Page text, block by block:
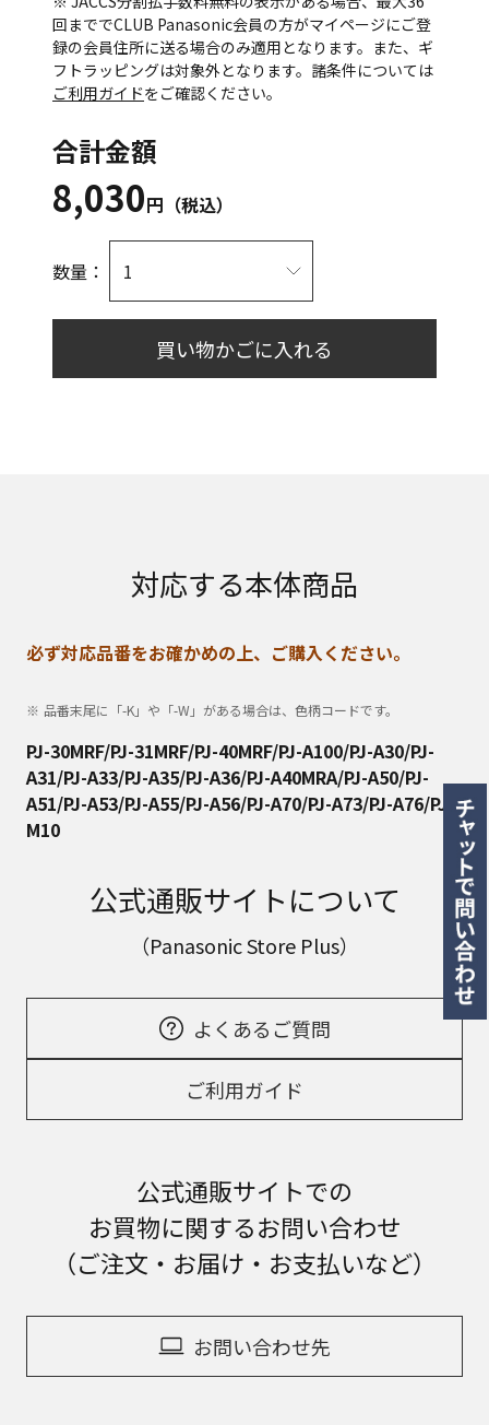
回まででCLUB Panasonic会員の方がマイページにご登
録の会員住所に送る場合のみ適用となります。また、ギ
フトラッピングは対象外となります。諸条件については
ご利用ガイドをご確認ください。
合計金額
8,030円（税込）
数量：
買い物かごに入れる
対応する本体商品
必ず対応品番をお確かめの上、ご購入ください。
品番末尾に「-K」や「-W」がある場合は、色柄コードです。
PJ-30MRF/PJ-31MRF/PJ-40MRF/PJ-A100/PJ-A30/PJ-
A31/PJ-A33/PJ-A35/PJ-A36/PJ-A40MRA/PJ-A50/PJ-
A51/PJ-A53/PJ-A55/PJ-A56/PJ-A70/PJ-A73/PJ-A76/PJ-
M10
公式通販サイトについて
（Panasonic Store Plus）
よくあるご質問
ご利用ガイド
公式通販サイトでの
お買物に関するお問い合わせ
（ご注文・お届け・お支払いなど）
お問い合わせ先